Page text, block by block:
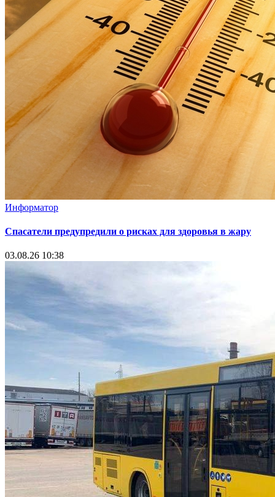
Информатор
Спасатели предупредили о рисках для здоровья в жару
03.08.26 10:38